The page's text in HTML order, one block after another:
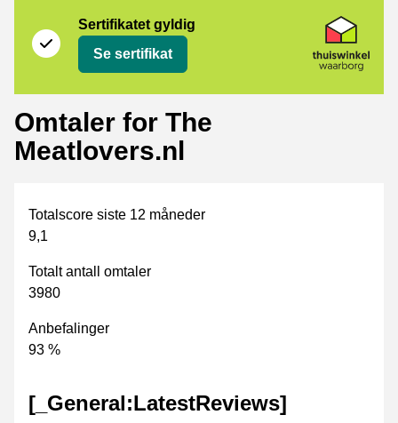
Sertifikatet gyldig
Se sertifikat
Omtaler for The
Meatlovers.nl
Totalscore siste 12 måneder
9,1
Totalt antall omtaler
3980
Anbefalinger
93 %
[_General:LatestReviews]